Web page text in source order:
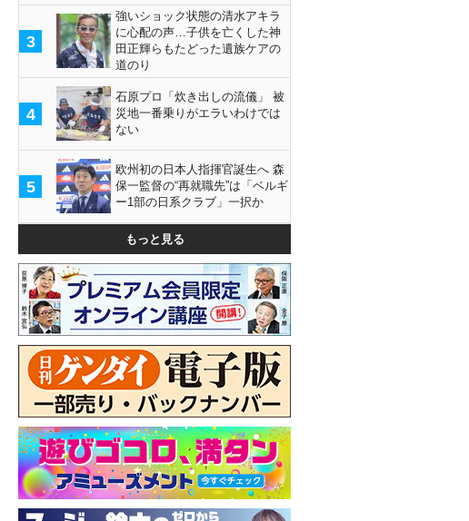
3
強いショック状態の清水アキラ
に心配の声…子供を亡くした神
田正輝らもたどった遺族ケアの
道のり
4
石原プロ「炊き出しの流儀」 被
災地一番乗りがエラいわけでは
ない
5
欧州初の日本人指揮官誕生へ 森
保一監督の“再就職先”は「ベルギ
ー1部の日系クラブ」一択か
もっと見る